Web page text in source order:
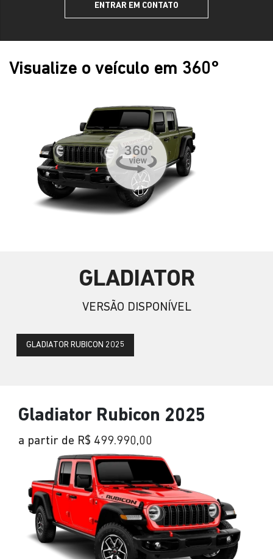
ENTRAR EM CONTATO
Visualize o veículo em 360°
GLADIATOR
VERSÃO DISPONÍVEL
GLADIATOR RUBICON 2025
Gladiator Rubicon 2025
a partir de R$ 499.990,00